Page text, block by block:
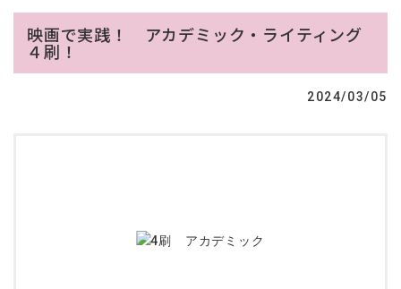
映画で実践！ アカデミック・ライティング
４刷！
2024/03/05